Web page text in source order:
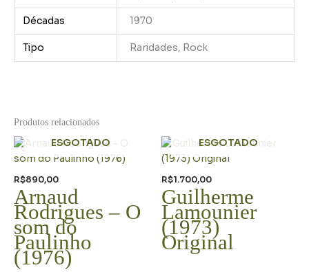
Décadas 1970
Tipo Raridades, Rock
Produtos relacionados
ESGOTADO
R$890,00
Arnaud
Rodrigues – O
som do
Paulinho
(1976)
ESGOTADO
R$1.700,00
Guilherme
Lamounier
(1973)
Original